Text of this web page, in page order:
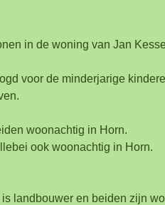
in de woning van Jan
voor de minderjarige
woonachtig in Horn.
ook woonachtig in Horn.
landbouwer en beiden zijn